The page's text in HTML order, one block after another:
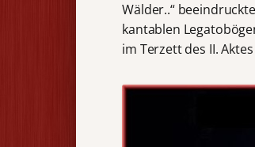
Wälder..“
kantablen
im Terzett des II.